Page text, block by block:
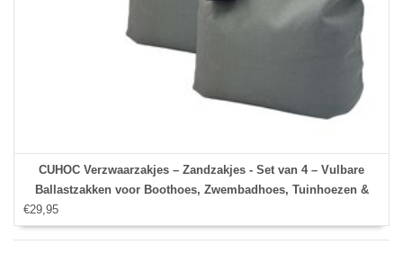
CUHOC Verzwaarzakjes – Zandzakjes - Set van 4 – Vulbare
Ballastzakken voor Boothoes, Zwembadhoes, Tuinhoezen &
€29,95